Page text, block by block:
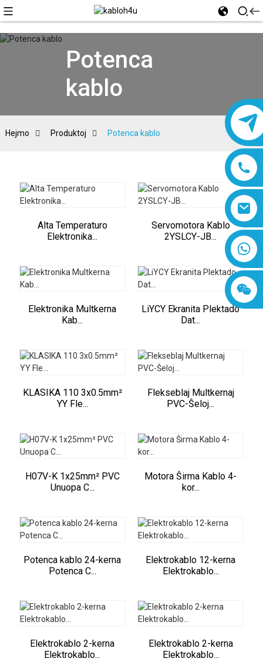
Potenca
kablo
Hejmo Produktoj Potenca kablo
Alta Temperaturo
Elektronika...
Servomotora Kablo
2YSLCY-JB...
Elektronika Multkerna
Kab...
LiYCY Ekranita Plektado
Dat...
KLASIKA 110 3x0.5mm²
YY Fle...
Flekseblaj Multkernaj
PVC-Ŝeloj...
H07V-K 1x25mm² PVC
Unuopa C...
Motora Ŝirma Kablo 4-
kor...
Potenca kablo 24-kerna
Potenca C...
Elektrokablo 12-kerna
Elektrokablo...
Elektrokablo 2-kerna
Elektrokablo...
Elektrokablo 2-kerna
Elektrokablo...